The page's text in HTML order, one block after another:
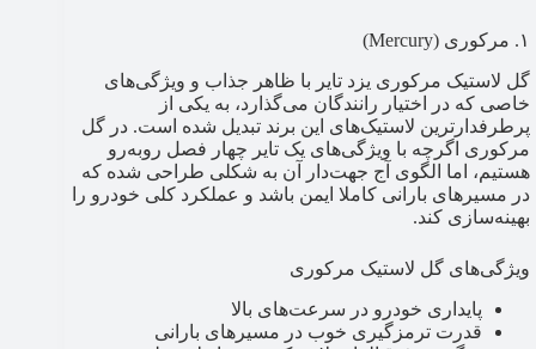
۱. مرکوری (Mercury)
گل لاستیک مرکوری یزد تایر با ظاهر جذاب و ویژگی‌های
خاصی که در اختیار رانندگان می‌گذارد، به یکی از
پرطرفدارترین لاستیک‌های این برند تبدیل شده است. در گل
مرکوری اگرچه با ویژگی‌های یک تایر چهار فصل روبه‌رو
هستیم، اما الگوی آج جهت‌دار آن به شکلی طراحی شده که
در مسیرهای بارانی کاملا ایمن باشد و عملکرد کلی خودرو را
بهینه‌سازی کند.
ویژگی‌های گل لاستیک مرکوری
پایداری خودرو در سرعت‌های بالا
قدرت ترمزگیری خوب در مسیرهای بارانی